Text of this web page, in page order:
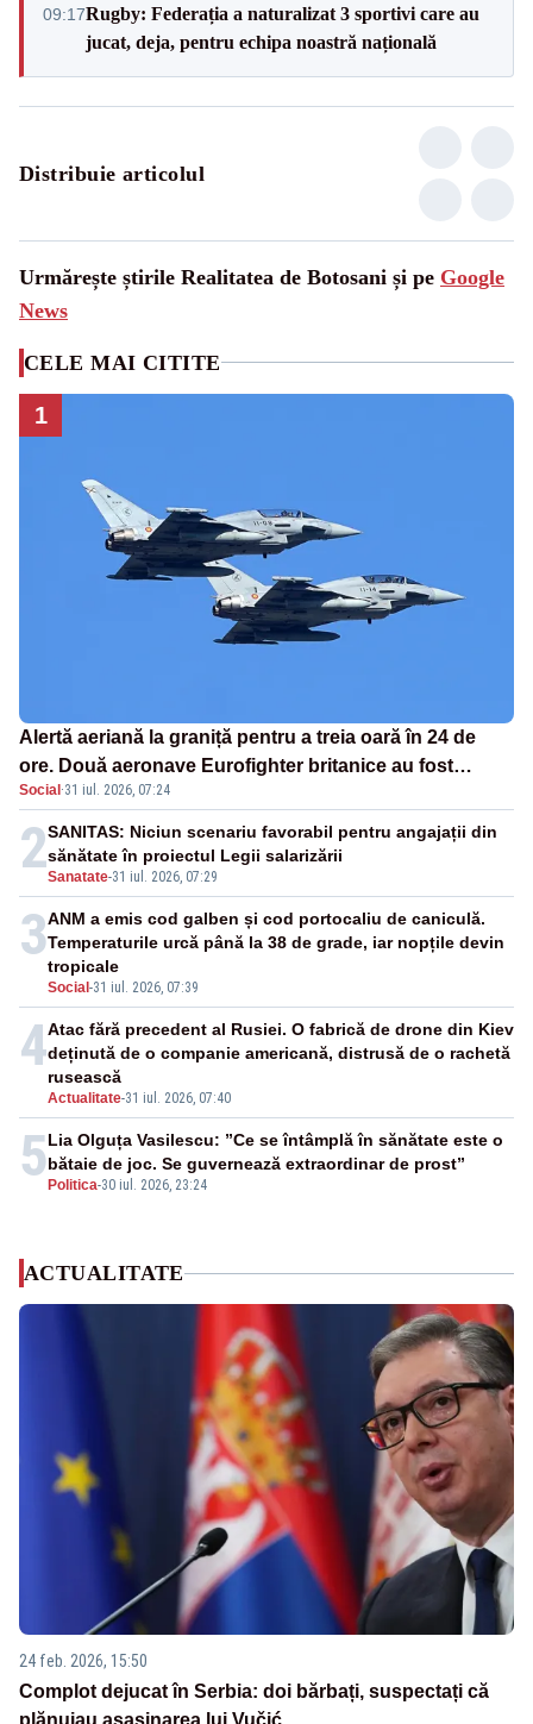
09:17Rugby: Federația a naturalizat 3 sportivi care au
jucat, deja, pentru echipa noastră națională
Distribuie articolul
Urmărește știrile Realitatea de Botosani și pe Google
News
CELE MAI CITITE
1
Alertă aeriană la graniță pentru a treia oară în 24 de
ore. Două aeronave Eurofighter britanice au fost
ridicate de la sol
Social ·31 iul. 2026, 07:24
2Sanatate-31 iul. 2026, 07:29
SANITAS: Niciun scenariu favorabil pentru angajații din
sănătate în proiectul Legii salarizării
3
Social -31 iul. 2026, 07:39
ANM a emis cod galben și cod portocaliu de caniculă.
Temperaturile urcă până la 38 de grade, iar nopțile devin
tropicale
4
Actualitate-31 iul. 2026, 07:40
Atac fără precedent al Rusiei. O fabrică de drone din Kiev
deținută de o companie americană, distrusă de o rachetă
rusească
5 Politica-30 iul. 2026, 23:24
Lia Olguța Vasilescu: ”Ce se întâmplă în sănătate este o
bătaie de joc. Se guvernează extraordinar de prost”
ACTUALITATE
24 feb. 2026, 15:50
Complot dejucat în Serbia: doi bărbați, suspectați că
plănuiau asasinarea lui Vučić